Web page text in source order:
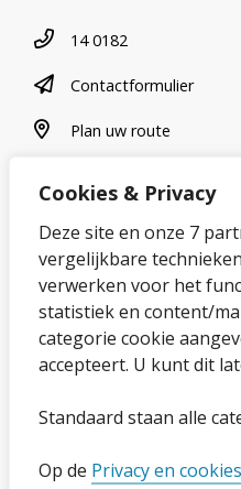
Cookies & Privacy
Deze site en onze 7
vergelijkbare
verwerken voor het
statistiek en content/
categorie cookie
accepteert. U kunt dit
Standaard staan alle
Op de Privacy en
Telefoonnummer
14 0182
contactformulier
Contactformulier
plan uw route
Plan uw route
Over onze website
Sitemap
Privacybeleid en cookies
Cookies wijzigen
Ga naar de pagina